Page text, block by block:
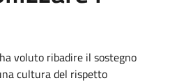
voluto ribadire il sostegno
cultura del rispetto